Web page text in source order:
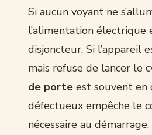
Si aucun voyant ne
l’alimentation électrique
disjoncteur. Si l’appareil
mais refuse de lancer le
de porte est souvent en
défectueux empêche le
nécessaire au